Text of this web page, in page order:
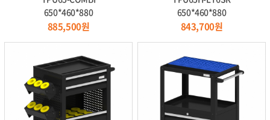
650*460*880
885,500원
650*460*880
843,700원